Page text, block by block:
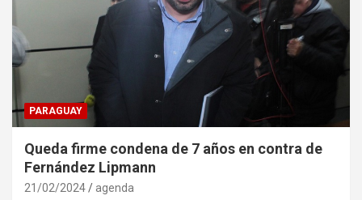
PARAGUAY
Queda firme condena de 7 años en contra de
Fernández Lipmann
21/02/2024 agenda